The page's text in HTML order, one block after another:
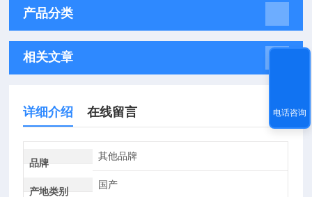
产品分类
相关文章
详细介绍 在线留言
品牌
其他品牌
产地类别
国产
电话咨询